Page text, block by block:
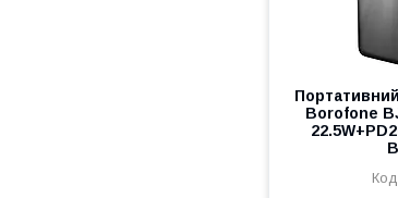
Borofone